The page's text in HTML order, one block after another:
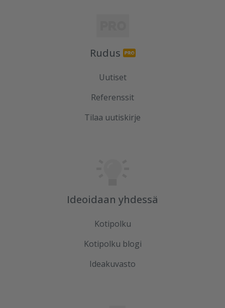
Rudus
Uutiset
Referenssit
Tilaa uutiskirje
Ideoidaan yhdessä
Kotipolku
Kotipolku blogi
Ideakuvasto